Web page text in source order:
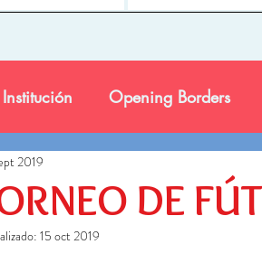
Opening Borders
DE
2019
15 oct 2019